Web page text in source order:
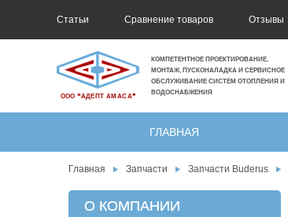
Статьи Сравнение товаров Отзывы
ООО ❝АДЕПТ АМАСА❞
КОМПЕТЕНТНОЕ ПРОЕКТИРОВАНИЕ,
МОНТАЖ, ПУСКОНАЛАДКА И СЕРВИСНОЕ
ОБСЛУЖИВАНИЕ СИСТЕМ ОТОПЛЕНИЯ И
ВОДОСНАБЖЕНИЯ
ГЛАВНАЯ
Главная Запчасти Запчасти Buderus
О КОМПАНИИ